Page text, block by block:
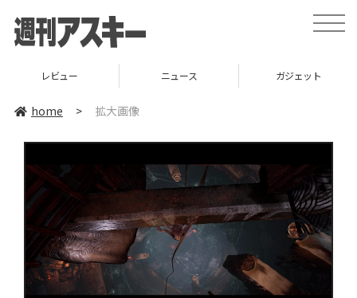
toggle
レビュー ニュース ガジェット
home > 拡大画像